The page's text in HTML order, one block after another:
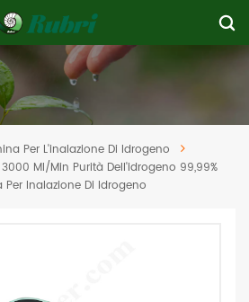
Per L'inalazione Di Idrogeno
Ml/min Purità Dell'idrogeno 99,99%
Per Inalazione Di Idrogeno